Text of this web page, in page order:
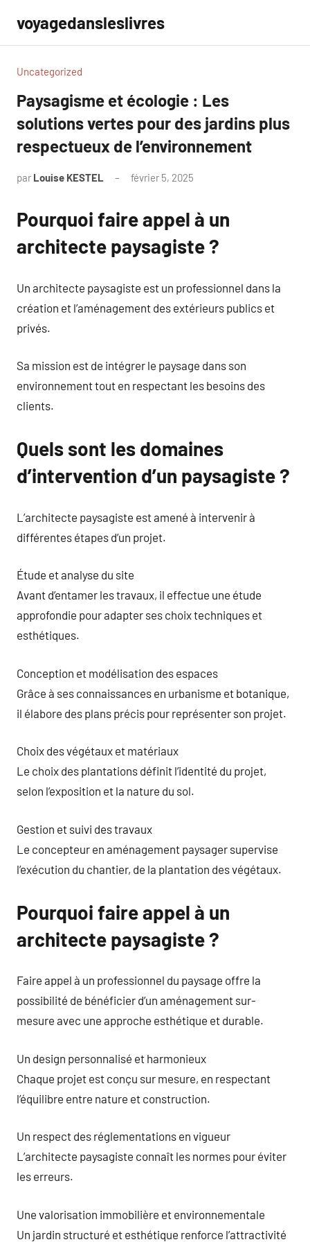
contenu
voyagedansleslivres
Uncategorized
Paysagisme et écologie : Les
solutions vertes pour des jardins plus
respectueux de l’environnement
par Louise KESTEL février 5, 2025
Pourquoi faire appel à un
architecte paysagiste ?
Un architecte paysagiste est un professionnel dans la
création et l’aménagement des extérieurs publics et
privés.
Sa mission est de intégrer le paysage dans son
environnement tout en respectant les besoins des
clients.
Quels sont les domaines
d’intervention d’un paysagiste ?
L’architecte paysagiste est amené à intervenir à
différentes étapes d’un projet.
Étude et analyse du site
Avant d’entamer les travaux, il effectue une étude
approfondie pour adapter ses choix techniques et
esthétiques.
Conception et modélisation des espaces
Grâce à ses connaissances en urbanisme et botanique,
il élabore des plans précis pour représenter son projet.
Choix des végétaux et matériaux
Le choix des plantations définit l’identité du projet,
selon l’exposition et la nature du sol.
Gestion et suivi des travaux
Le concepteur en aménagement paysager supervise
l’exécution du chantier, de la plantation des végétaux.
Pourquoi faire appel à un
architecte paysagiste ?
Faire appel à un professionnel du paysage offre la
possibilité de bénéficier d’un aménagement sur-
mesure avec une approche esthétique et durable.
Un design personnalisé et harmonieux
Chaque projet est conçu sur mesure, en respectant
l’équilibre entre nature et construction.
Un respect des réglementations en vigueur
L’architecte paysagiste connaît les normes pour éviter
les erreurs.
Une valorisation immobilière et environnementale
Un jardin structuré et esthétique renforce l’attractivité